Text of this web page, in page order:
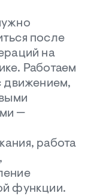
после
на
Работаем
движением,
—
работа
функции.